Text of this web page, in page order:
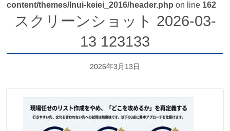
content/themes/Inui-keiei_2016/header.php on line 162
スクリーンショット 2026-03-
13 123133
2026年3月13日